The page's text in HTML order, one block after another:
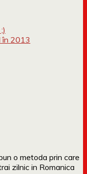
în 2013
o metoda prin care
zilnic in Romanica